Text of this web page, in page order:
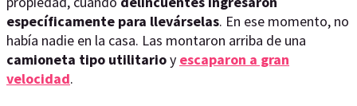
específicamente para llevárselas. En ese momento, no
había nadie en la casa. Las montaron arriba de una
camioneta tipo utilitarioy escaparon a gran
velocidad.